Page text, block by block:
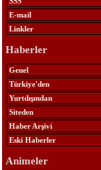
E-mail
Linkler
Haberler
Genel
Türkiye'den
Yurtdışından
Siteden
Haber Arşivi
Eski Haberler
Animeler